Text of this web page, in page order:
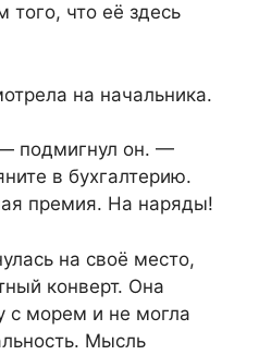
что её здесь
на начальника.
подмигнул он. —
в бухгалтерию.
премия. На наряды!
на своё место,
конверт. Она
с морем и не могла
Мысль